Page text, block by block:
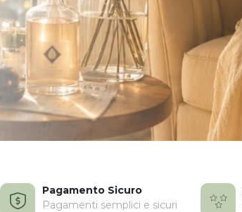
Pagamento Sicuro
Pagamenti semplici e sicuri